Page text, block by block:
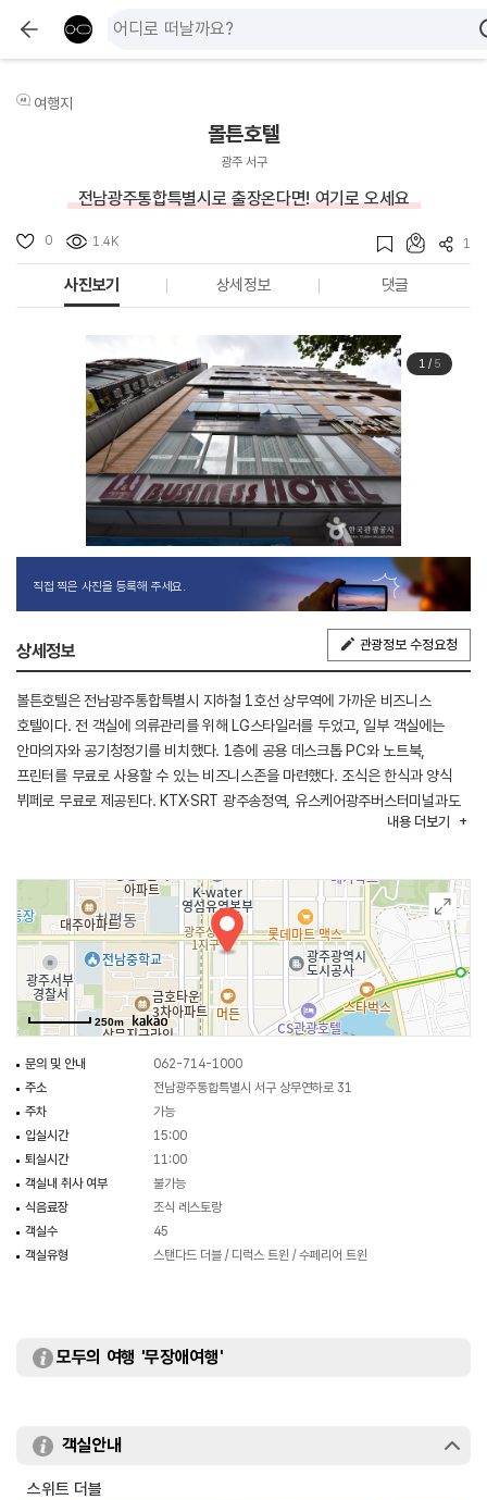
여행지
볼튼호텔
광주 서구
전남광주통합특별시로 출장온다면! 여기로 오세요
0 1.4K 1
사진보기 상세정보 댓글
1/ 5
직접 찍은 사진을 등록해 주세요.
상세정보 관광정보 수정요청
볼튼호텔은 전남광주통합특별시 지하철 1호선 상무역에 가까운 비즈니스
호텔이다. 전 객실에 의류관리를 위해 LG스타일러를 두었고, 일부 객실에는
안마의자와 공기청정기를 비치했다. 1층에 공용 데스크톱 PC와 노트북,
프린터를 무료로 사용할 수 있는 비즈니스존을 마련했다. 조식은 한식과 양식
뷔페로 무료로 제공된다. KTX·SRT 광주송정역, 유스케어광주버스터미널과도
인접해 교통이 편리하고 전남광주통합특별시 주요 관광지와도 가깝다.
내용 더보기
250m
문의 및 안내
062-714-1000
주소
전남광주통합특별시 서구 상무연하로 31
주차
가능
입실시간
15:00
퇴실시간
11:00
객실내 취사 여부
불가능
식음료장
조식 레스토랑
객실수
45
객실유형
스탠다드 더블 / 디럭스 트윈 / 수페리어 트윈
모두의 여행 '무장애여행'
객실안내
스위트 더블